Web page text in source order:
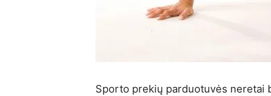
Sporto prekių parduotuvės neretai